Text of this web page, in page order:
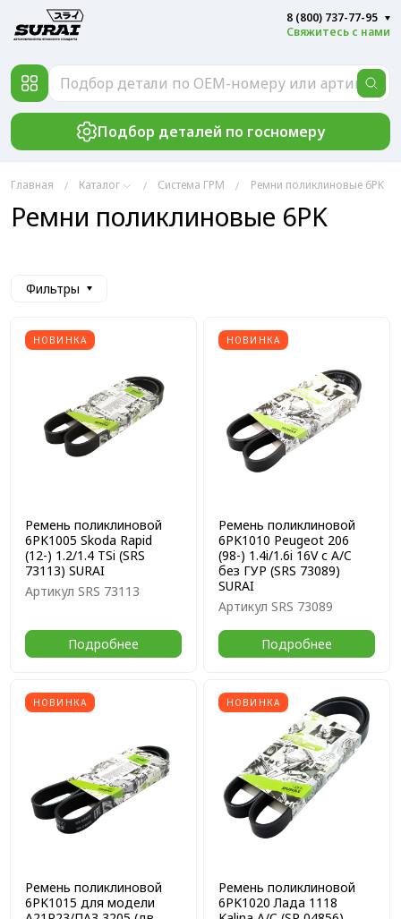
8 (800) 737-77-95
Свяжитесь с нами
Подбор деталей по госномеру
Главная Каталог Система ГРМ Ремни поликлиновые 6PK
Ремни поликлиновые 6PK
Фильтры
НОВИНКА
Ремень поликлиновой
6PK1005 Skoda Rapid
(12-) 1.2/1.4 TSi (SRS
73113) SURAI
Артикул SRS 73113
Подробнее
НОВИНКА
Ремень поликлиновой
6PK1010 Peugeot 206
(98-) 1.4i/1.6i 16V с A/C
без ГУР (SRS 73089)
SURAI
Артикул SRS 73089
Подробнее
НОВИНКА
Ремень поликлиновой
6PK1015 для модели
НОВИНКА
Ремень поликлиновой
6PK1020 Лада 1118